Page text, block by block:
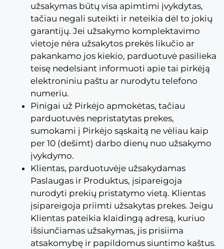
užsakymas būtų visa apimtimi įvykdytas,
tačiau negali suteikti ir neteikia dėl to jokių
garantijų. Jei užsakymo komplektavimo
vietoje nėra užsakytos prekės likučio ar
pakankamo jos kiekio, parduotuvė pasilieka
teisę nedelsiant informuoti apie tai pirkėją
elektroniniu paštu ar nurodytu telefono
numeriu.
Pinigai už Pirkėjo apmokėtas, tačiau
parduotuvės nepristatytas prekes,
sumokami į Pirkėjo sąskaitą ne vėliau kaip
per 10 (dešimt) darbo dienų nuo užsakymo
įvykdymo.
Klientas, parduotuvėje užsakydamas
Paslaugas ir Produktus, įsipareigoja
nurodyti prekių pristatymo vietą. Klientas
įsipareigoja priimti užsakytas prekes. Jeigu
Klientas pateikia klaidingą adresą, kuriuo
išsiunčiamas užsakymas, jis prisiima
atsakomybę ir papildomus siuntimo kaštus.